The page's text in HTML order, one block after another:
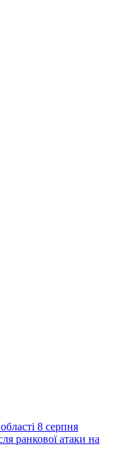
8 серпня
ранкової атаки на